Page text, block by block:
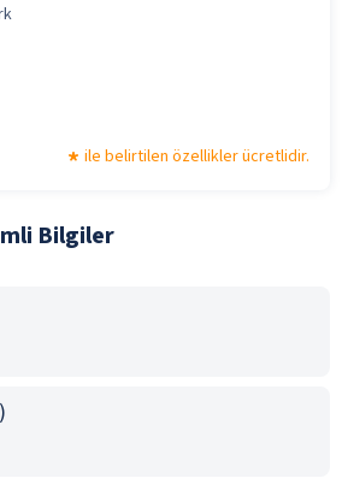
ile belirtilen özellikler ücretlidir.
Bilgiler